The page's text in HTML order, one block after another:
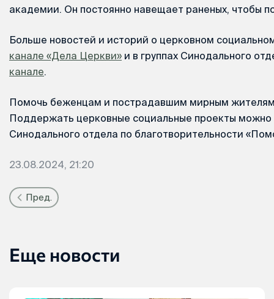
академии. Он постоянно навещает раненых, чтобы
Больше новостей и историй о церковном
канале «Дела Церкви» и в группах Синодального
канале.
Помочь беженцам и пострадавшим мирным
Поддержать церковные социальные проекты
Синодального отдела по благотворительности
23.08.2024, 21:20
Пред.
Еще новости